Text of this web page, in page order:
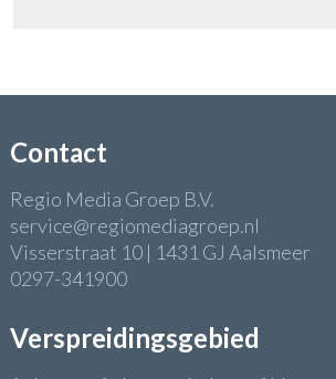
Contact
Regio Media Groep B.V.
service@regiomediagroep.nl
Visserstraat 10 | 1431 GJ Aalsmeer
0297-341900
Verspreidingsgebied